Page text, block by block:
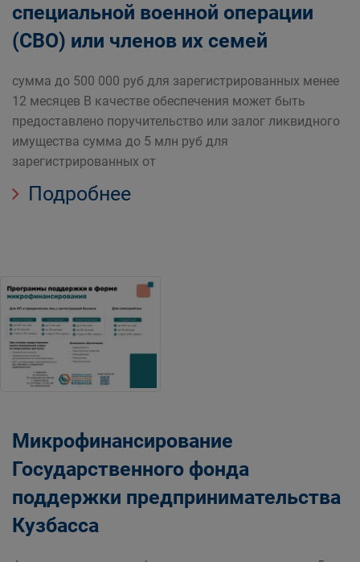
специальной военной операции
(СВО) или членов их семей
сумма до 500 000 руб для зарегистрированных менее
12 месяцев В качестве обеспечения может быть
предоставлено поручительство или залог ликвидного
имущества сумма до 5 млн руб для
зарегистрированных от
Подробнее
Микрофинансирование
Государственного фонда
поддержки предпринимательства
Кузбасса